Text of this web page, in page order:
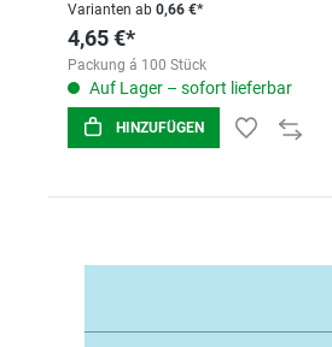
Varianten ab 0,66 €*
4,65 €*
Packung á 100 Stück
Auf Lager – sofort lieferbar
HINZUFÜGEN